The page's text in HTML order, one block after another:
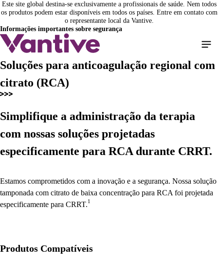
Pular
para
o
conteúdo
principal
Este site global destina-se exclusivamente a profissionais de saúde. Nem todos
os produtos podem estar disponíveis em todos os países. Entre em contato com
o representante local da Vantive.
Informações importantes sobre segurança
Soluções para anticoagulação regional com
citrato (RCA)
Simplifique a administração da terapia
com nossas soluções projetadas
especificamente para RCA durante CRRT.
Estamos comprometidos com a inovação e a segurança. Nossa solução
tamponada com citrato de baixa concentração para RCA foi projetada
especificamente para CRRT.1
Produtos Compatíveis